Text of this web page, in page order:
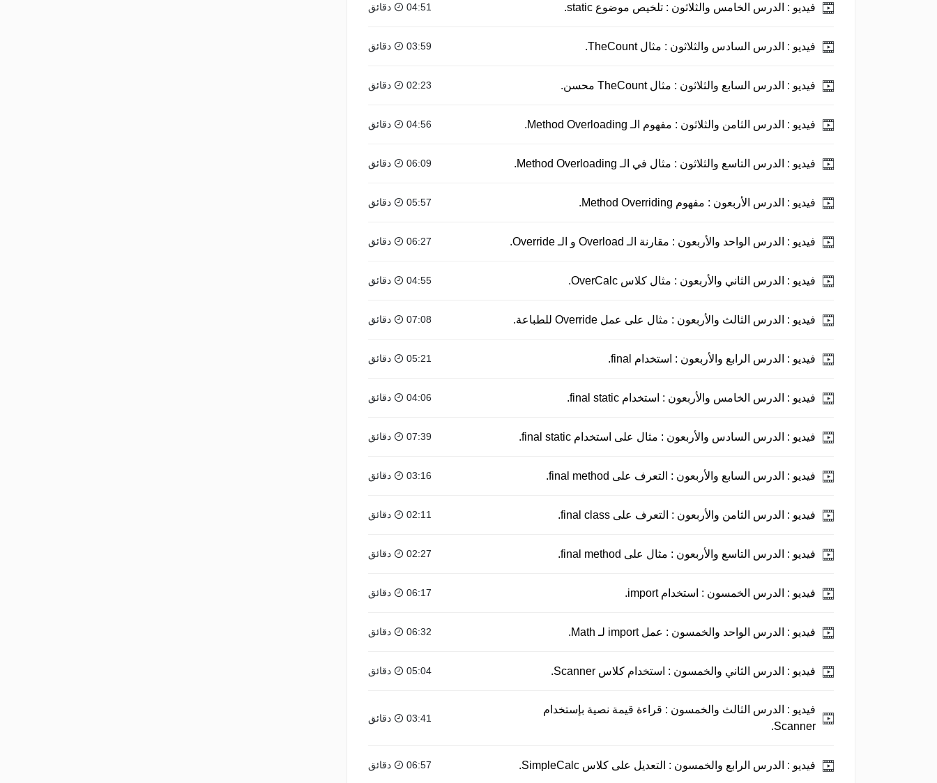
فيديو : الدرس الخامس والثلاثون : تلخيص موضوع static. 04:51 دقائق
فيديو : الدرس السادس والثلاثون : مثال TheCount. 03:59 دقائق
فيديو : الدرس السابع والثلاثون : مثال TheCount محسن. 02:23 دقائق
فيديو : الدرس الثامن والثلاثون : مفهوم الـ Method Overloading. 04:56 دقائق
فيديو : الدرس التاسع والثلاثون : مثال في الـ Method Overloading. 06:09 دقائق
فيديو : الدرس الأربعون : مفهوم Method Overriding. 05:57 دقائق
فيديو : الدرس الواحد والأربعون : مقارنة الـ Overload و الـ Override. 06:27 دقائق
فيديو : الدرس الثاني والأربعون : مثال كلاس OverCalc. 04:55 دقائق
فيديو : الدرس الثالث والأربعون : مثال على عمل Override للطباعة. 07:08 دقائق
فيديو : الدرس الرابع والأربعون : استخدام final. 05:21 دقائق
فيديو : الدرس الخامس والأربعون : استخدام final static. 04:06 دقائق
فيديو : الدرس السادس والأربعون : مثال على استخدام final static. 07:39 دقائق
فيديو : الدرس السابع والأربعون : التعرف على final method. 03:16 دقائق
فيديو : الدرس الثامن والأربعون : التعرف على final class. 02:11 دقائق
فيديو : الدرس التاسع والأربعون : مثال على final method. 02:27 دقائق
فيديو : الدرس الخمسون : استخدام import. 06:17 دقائق
فيديو : الدرس الواحد والخمسون : عمل import لـ Math. 06:32 دقائق
فيديو : الدرس الثاني والخمسون : استخدام كلاس Scanner. 05:04 دقائق
فيديو : الدرس الثالث والخمسون : قراءة قيمة نصية بإستخدام
Scanner.
03:41 دقائق
فيديو : الدرس الرابع والخمسون : التعديل على كلاس SimpleCalc. 06:57 دقائق